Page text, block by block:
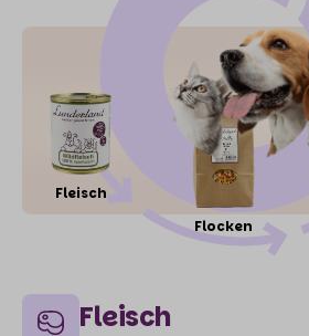
Fleisch
Flocken
Fleisch